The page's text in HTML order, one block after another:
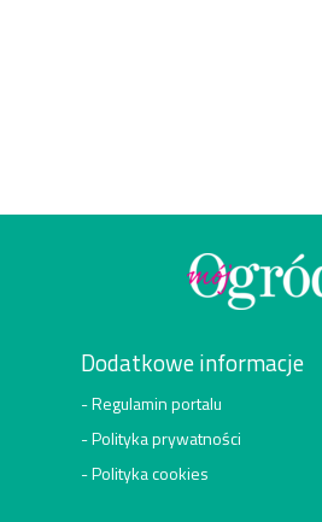
Dodatkowe informacje
Regulamin portalu
Polityka prywatności
Polityka cookies